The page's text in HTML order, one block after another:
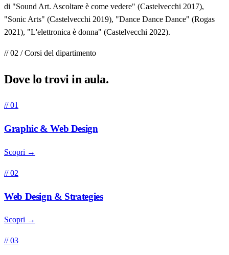
di "Sound Art. Ascoltare è come vedere" (Castelvecchi 2017),
"Sonic Arts" (Castelvecchi 2019), "Dance Dance Dance" (Rogas
2021), "L'elettronica è donna" (Castelvecchi 2022).
// 02 / Corsi del dipartimento
Dove lo trovi in aula.
// 01
Graphic & Web Design
Scopri →
// 02
Web Design & Strategies
Scopri →
// 03